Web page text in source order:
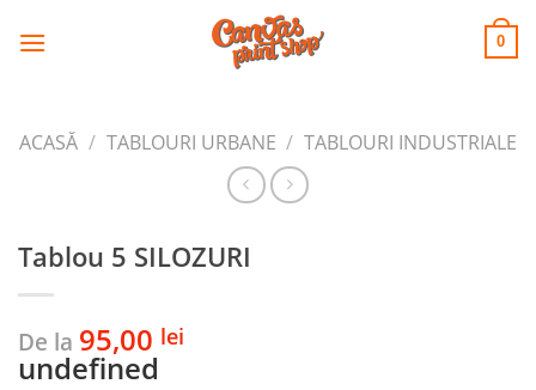
CANVAS
PRINT SHOP 0
ACASĂ / TABLOURI URBANE / TABLOURI INDUSTRIALE
Tablou 5 SILOZURI
De la 95,00 lei
undefined